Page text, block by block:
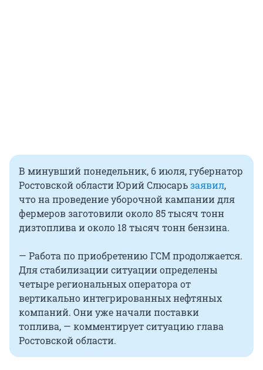
В минувший понедельник, 6 июля, губернатор
Ростовской области Юрий Слюсарьзаявил,
что на проведение уборочной кампании для
фермеров заготовили около 85 тысяч тонн
дизтоплива и около 18 тысяч тонн бензина.
— Работа по приобретению ГСМ продолжается.
Для стабилизации ситуации определены
четыре региональных оператора от
вертикально интегрированных нефтяных
компаний. Они уже начали поставки
топлива, — комментирует ситуацию глава
Ростовской области.